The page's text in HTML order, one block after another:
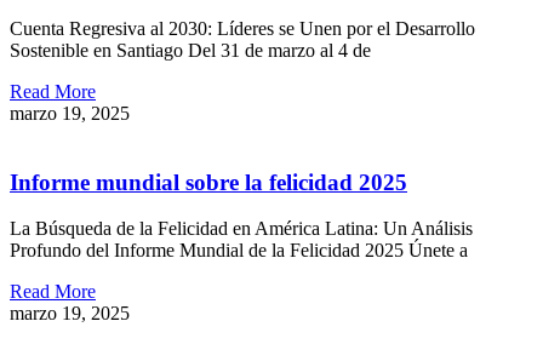
Cuenta Regresiva al 2030: Líderes se Unen por el Desarrollo
Sostenible en Santiago Del 31 de marzo al 4 de
Read More
marzo 19, 2025
Informe mundial sobre la felicidad 2025
La Búsqueda de la Felicidad en América Latina: Un Análisis
Profundo del Informe Mundial de la Felicidad 2025 Únete a
Read More
marzo 19, 2025